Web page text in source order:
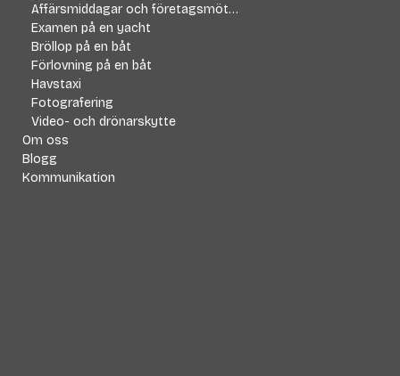
Affärsmiddagar och företagsmöten
Examen på en yacht
Bröllop på en båt
Förlovning på en båt
Havstaxi
Fotografering
Video- och drönarskytte
Om oss
Blogg
Kommunikation